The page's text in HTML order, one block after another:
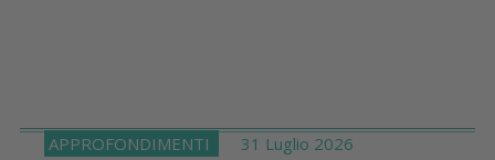
APPROFONDIMENTI 31 Luglio 2026